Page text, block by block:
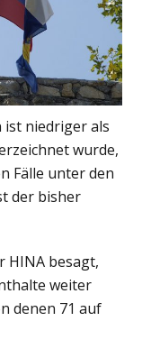
ist niedriger als
wurde,
Fälle unter den
der bisher
HINA besagt,
weiter
denen 71 auf